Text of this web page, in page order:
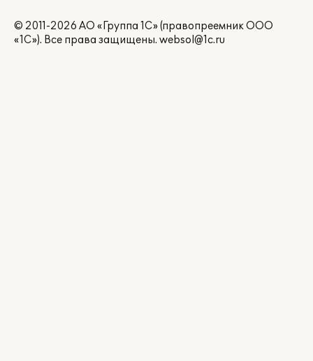
© 2011-2026 АО «Группа 1С» (правопреемник ООО
«1С»). Все права защищены. websol@1c.ru